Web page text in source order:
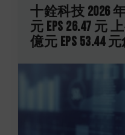
十銓科技 2026
元 EPS 26.47 元
億元 EPS 53.44